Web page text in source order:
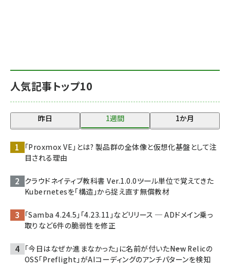
人気記事トップ10
昨日 1週間 1か月
「Proxmox VE」とは? 製品群の全体像と仮想化基盤として注
目される理由
クラウドネイティブ教科書 Ver.1.0.0――ツール単位で覚えてきた
Kubernetesを「構造」から捉え直す無償教材
「Samba 4.24.5」「4.23.11」などリリース ─ ADドメイン乗っ
取りなど6件の脆弱性を修正
「今日はなぜか進まなかった」に名前が付いた――New Relicの
OSS「Preflight」がAIコーディングのアンチパターンを検知